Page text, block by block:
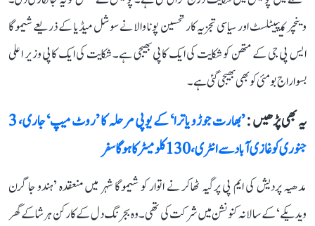
وینچر کیپیٹلسٹ اور سیاسی تجزیہ کار تحسین پونا والا نے سوشل میڈیا کے ذریعے شیموگا
ایس پی جی کے متھن کو شکایت کی ایک کاپی بھیجی ہے۔ شکایت کی ایک کاپی وزیر اعلی
بسواراج بومئی کو بھی بھیجی گئی ہے۔
یہ بھی پڑھیں :
’بھارت جوڑو یاترا‘ کے یوپی مرحلہ کا ’روٹ میپ‘ جاری، 3
جنوری کو غازی آباد سے انٹری، 130 کلومیٹر کا ہوگا سفر
مدھیہ پردیش کی ایم پی پرگیہ ٹھاکر نے اتوار کو شیموگا شہر میں منعقدہ ’ہندو جاگرن
ویدیکے‘ کے سالانہ کنونشن میں شرکت کی تھی۔ وہ بجرنگ دل کے کارکن ہرشا کے گھر